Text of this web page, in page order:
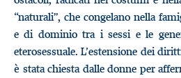
“naturali”, che congelano nella
e di dominio tra i sessi e le
eterosessuale. L’estensione dei
è stata chiesta dalle donne per